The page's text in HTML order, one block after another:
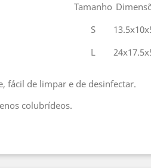
Tamanho
S
L
fácil de limpar e de desinfectar.
colubrídeos.